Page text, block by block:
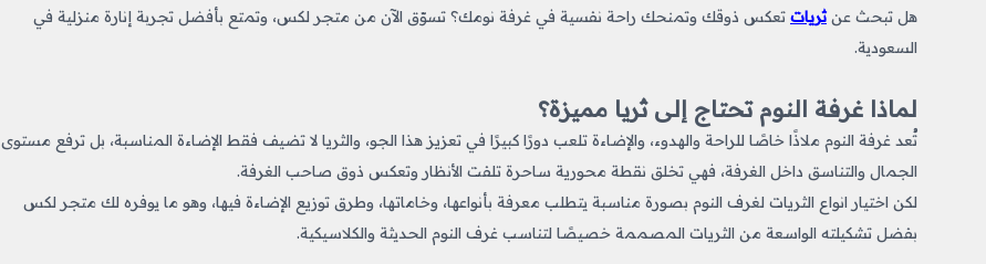
هل تبحث عنثريات تعكس ذوقك وتمنحك راحة نفسية في غرفة نومك؟ تسوّق الآن من متجر لكس، وتمتع بأفضل تجربة إنارة منزلية في
السعودية.
لماذا غرفة النوم تحتاج إلى ثريا مميزة؟
تُعد غرفة النوم ملاذًا خاصًا للراحة والهدوء، والإضاءة تلعب دورًا كبيرًا في تعزيز هذا الجو، والثريا لا تضيف فقط الإضاءة المناسبة، بل ترفع مستوى
الجمال والتناسق داخل الغرفة، فهي تخلق نقطة محورية ساحرة تلفت الأنظار وتعكس ذوق صاحب الغرفة.
لكن اختيار انواع الثريات لغرف النوم بصورة مناسبة يتطلب معرفة بأنواعها، وخاماتها، وطرق توزيع الإضاءة فيها، وهو ما يوفره لك متجر لكس
بفضل تشكيلته الواسعة من الثريات المصممة خصيصًا لتناسب غرف النوم الحديثة والكلاسيكية.